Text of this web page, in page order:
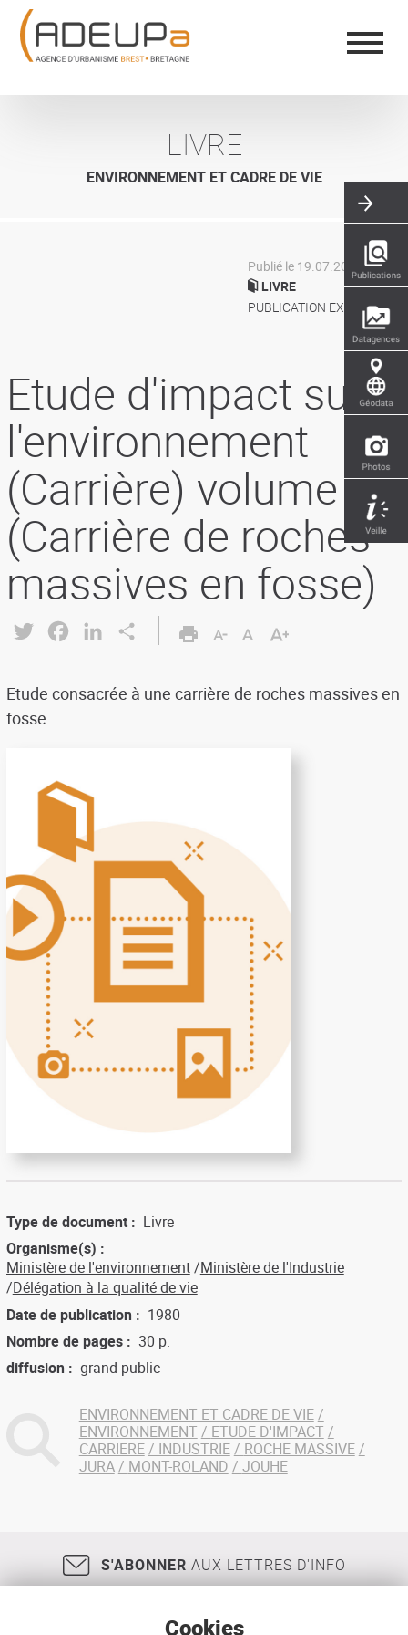
Aller
contenu
principal
LIVRE
ENVIRONNEMENT ET CADRE DE VIE
Publié le 19.07.2016
LIVRE
PUBLICATION EXTÉRIEURE
Etude d'impact sur
l'environnement
(Carrière) volume 2
(Carrière de roches
massives en fosse)
Twitter FacebookLinkedIn
Etude consacrée à une carrière de roches massives en
fosse
Type de document
Livre
Organisme(s)
Ministère de l'environnement Ministère de l'Industrie
Délégation à la qualité de vie
Date de publication
1980
Nombre de pages
30 p.
diffusion
grand public
ENVIRONNEMENT ET CADRE DE VIE
ENVIRONNEMENT
ETUDE D'IMPACT
CARRIERE
INDUSTRIE
ROCHE MASSIVE
JURA
MONT-ROLAND JOUHE
S'ABONNER AUX LETTRES D'INFO
Panneau de gestion des cookies
Cookies